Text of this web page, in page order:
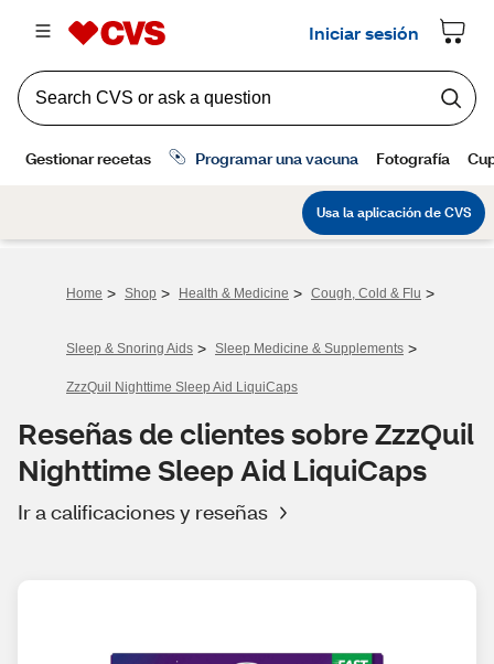
Home > Shop > Health & Medicine > Cough, Cold & Flu >
Sleep & Snoring Aids > Sleep Medicine & Supplements >
ZzzQuil Nighttime Sleep Aid LiquiCaps
Reseñas de clientes sobre ZzzQuil
Nighttime Sleep Aid LiquiCaps
Ir a calificaciones y reseñas